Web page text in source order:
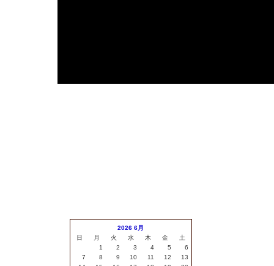
2026 6月
日
月 火 水 木 金
土
1
2 3 4 5
6
7
8 9 10 11 12
13